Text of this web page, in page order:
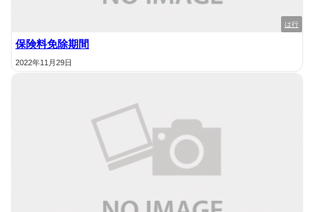
は行
保険料免除期間
2022年11月29日